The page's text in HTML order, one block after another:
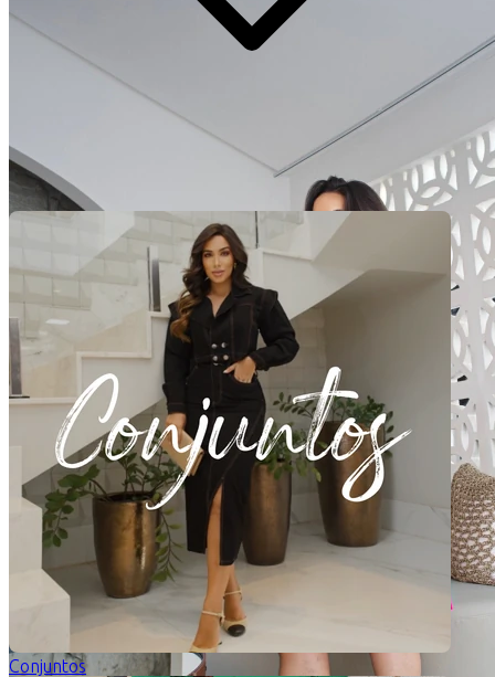
Conjuntos